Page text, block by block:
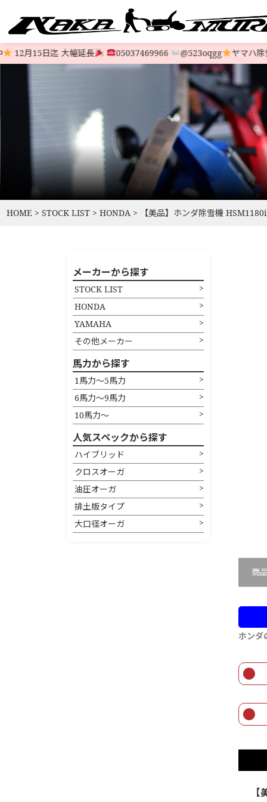
HOME >STOCK LIST >HONDA > 【美品】ホンダ除雪機
すべての中古除雪機
注文方法 お支払
会社概要 特定商
月15日迄 大幅延長 05037469966 @523oqgg ヤマハ除雪
商
ホンダ
メーカーから探す
STOCK LIST
HONDA
YAMAHA
その他メーカー
馬力から探す
1馬力〜5馬力
6馬力〜9馬力
10馬力〜
人気スペックから探す
ハイブリッド
クロスオーガ
油圧オーガ
排土版タイプ
大口径オーガ